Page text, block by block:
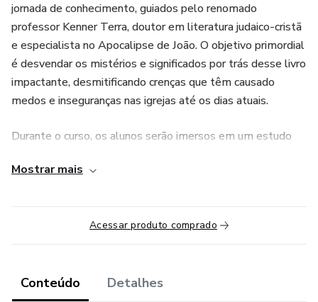
jornada de conhecimento, guiados pelo renomado
professor Kenner Terra, doutor em literatura judaico-cristã
e especialista no Apocalipse de João. O objetivo primordial
é desvendar os mistérios e significados por trás desse livro
impactante, desmitificando crenças que têm causado
medos e inseguranças nas igrejas até os dias atuais.
Durante o curso, os alunos serão imersos em um estudo
livro foi escrito, compreendendo suas imagens e temas
os significados das visões do profeta João, relacionando-as
com a apocalíptica judaica e o mundo romano do primeiro
século. A abordagem madura e responsável permitirá aos
evitando interpretações exageradas e equivocadas. As
Mostrar mais
Acessar produto comprado
Conteúdo Detalhes